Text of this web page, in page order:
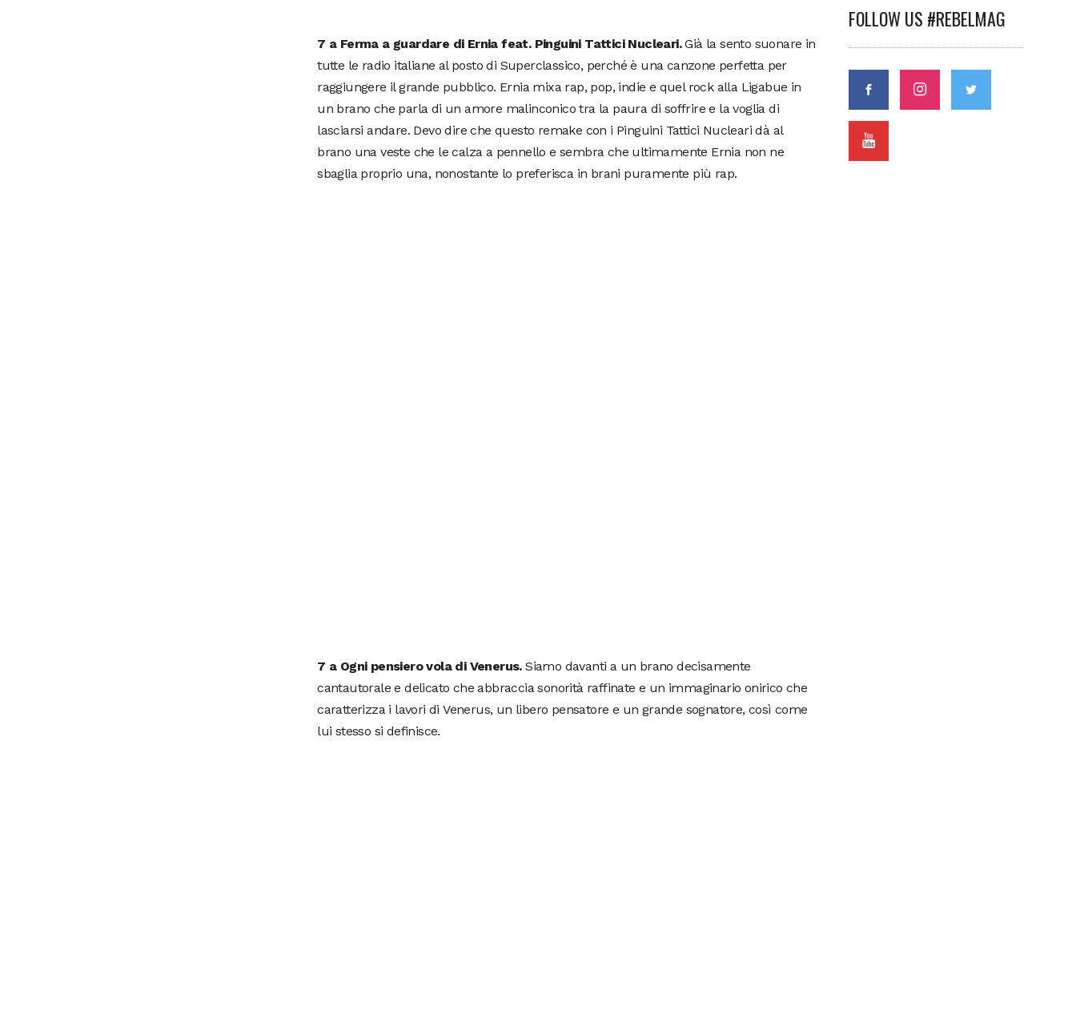
7 a Ferma a guardare di Ernia feat. Pinguini Tattici Nucleari.Già la sento suonare in
tutte le radio italiane al posto di Superclassico, perché è una canzone perfetta per
raggiungere il grande pubblico. Ernia mixa rap, pop, indie e quel rock alla Ligabue in
un brano che parla di un amore malinconico tra la paura di soffrire e la voglia di
lasciarsi andare. Devo dire che questo remake con i Pinguini Tattici Nucleari dà al
brano una veste che le calza a pennello e sembra che ultimamente Ernia non ne
sbaglia proprio una, nonostante lo preferisca in brani puramente più rap.
7 a Ogni pensiero vola di Venerus.Siamo davanti a un brano decisamente
cantautorale e delicato che abbraccia sonorità raffinate e un immaginario onirico che
caratterizza i lavori di Venerus, un libero pensatore e un grande sognatore, così come
lui stesso si definisce.
FOLLOW US #REBELMAG